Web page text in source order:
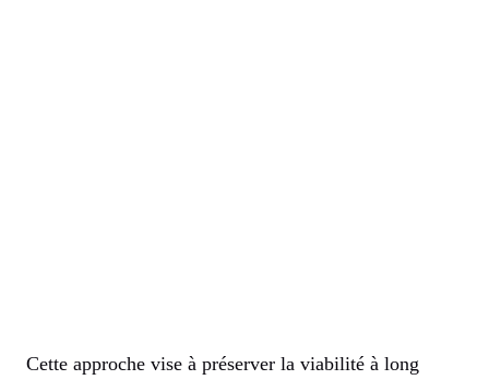
Cette approche vise à préserver la viabilité à long